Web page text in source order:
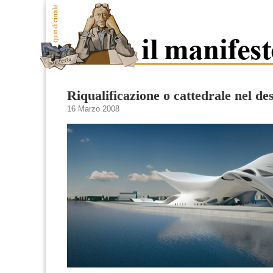
Riqualificazione o cattedrale nel
16 Marzo 2008